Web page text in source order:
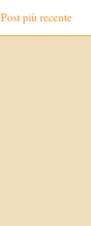
Post più recente